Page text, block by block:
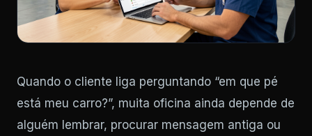
Quando o cliente liga perguntando “em que pé
está meu carro?”, muita oficina ainda depende de
alguém lembrar, procurar mensagem antiga ou